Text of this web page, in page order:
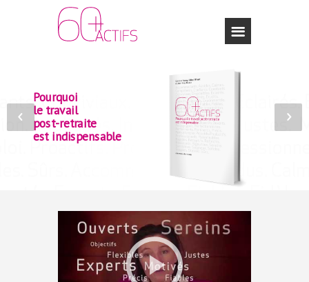
Pourquoi
le travail
post-retraite
est indispensable